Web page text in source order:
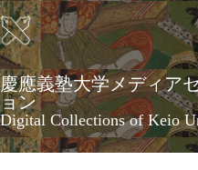
Skip
to
main
content
慶應義塾大学メディア
ョン
Digital Collections of Keio